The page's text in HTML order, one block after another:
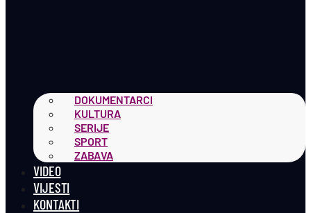
DOKUMENTARCI
KULTURA
SERIJE
SPORT
ZABAVA
VIDEO
VIJESTI
KONTAKTI